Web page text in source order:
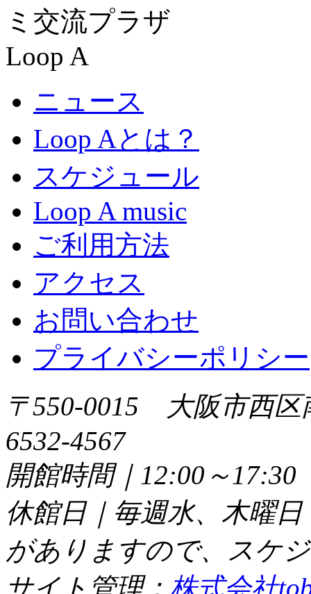
ニュース
Loop Aとは？
スケジュール
Loop A music
ご利用方法
アクセス
お問い合わせ
プライバシーポリシー
〒550-0015 大阪市西
6532-4567
開館時間｜12:00～
休館日｜毎週水、木曜
がありますので、スケ
サイト管理： 株式会社